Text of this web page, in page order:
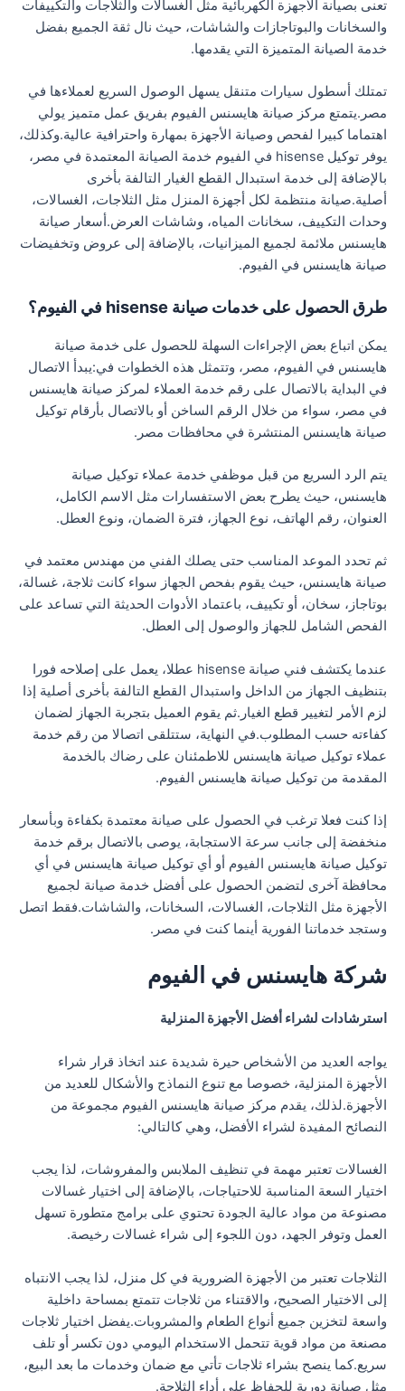
تعنى بصيانة الأجهزة الكهربائية مثل الغسالات والثلاجات والتكييفات
والسخانات والبوتاجازات والشاشات، حيث نال ثقة الجميع بفضل
خدمة الصيانة المتميزة التي يقدمها.
تمتلك أسطول سيارات متنقل يسهل الوصول السريع لعملاءها في
مصر.يتمتع مركز صيانة هايسنس الفيوم بفريق عمل متميز يولي
اهتماما كبيرا لفحص وصيانة الأجهزة بمهارة واحترافية عالية.وكذلك،
يوفر توكيل hisense في الفيوم خدمة الصيانة المعتمدة في مصر،
بالإضافة إلى خدمة استبدال القطع الغيار التالفة بأخرى
أصلية.صيانة منتظمة لكل أجهزة المنزل مثل الثلاجات، الغسالات،
وحدات التكييف، سخانات المياه، وشاشات العرض.أسعار صيانة
هايسنس ملائمة لجميع الميزانيات، بالإضافة إلى عروض وتخفيضات
صيانة هايسنس في الفيوم.
طرق الحصول على خدمات صيانة hisense في الفيوم؟
يمكن اتباع بعض الإجراءات السهلة للحصول على خدمة صيانة
هايسنس في الفيوم، مصر، وتتمثل هذه الخطوات في:يبدأ الاتصال
في البداية بالاتصال على رقم خدمة العملاء لمركز صيانة هايسنس
في مصر، سواء من خلال الرقم الساخن أو بالاتصال بأرقام توكيل
صيانة هايسنس المنتشرة في محافظات مصر.
يتم الرد السريع من قبل موظفي خدمة عملاء توكيل صيانة
هايسنس، حيث يطرح بعض الاستفسارات مثل الاسم الكامل،
العنوان، رقم الهاتف، نوع الجهاز، فترة الضمان، ونوع العطل.
ثم تحدد الموعد المناسب حتى يصلك الفني من مهندس معتمد في
صيانة هايسنس، حيث يقوم بفحص الجهاز سواء كانت ثلاجة، غسالة،
بوتاجاز، سخان، أو تكييف، باعتماد الأدوات الحديثة التي تساعد على
الفحص الشامل للجهاز والوصول إلى العطل.
عندما يكتشف فني صيانة hisense عطلا، يعمل على إصلاحه فورا
بتنظيف الجهاز من الداخل واستبدال القطع التالفة بأخرى أصلية إذا
لزم الأمر لتغيير قطع الغيار.ثم يقوم العميل بتجربة الجهاز لضمان
كفاءته حسب المطلوب.في النهاية، ستتلقى اتصالا من رقم خدمة
عملاء توكيل صيانة هايسنس للاطمئنان على رضاك بالخدمة
المقدمة من توكيل صيانة هايسنس الفيوم.
إذا كنت فعلا ترغب في الحصول على صيانة معتمدة بكفاءة وبأسعار
منخفضة إلى جانب سرعة الاستجابة، يوصى بالاتصال برقم خدمة
توكيل صيانة هايسنس الفيوم أو أي توكيل صيانة هايسنس في أي
محافظة آخرى لتضمن الحصول على أفضل خدمة صيانة لجميع
الأجهزة مثل الثلاجات، الغسالات، السخانات، والشاشات.فقط اتصل
وستجد خدماتنا الفورية أينما كنت في مصر.
شركة هايسنس في الفيوم
استرشادات لشراء أفضل الأجهزة المنزلية
يواجه العديد من الأشخاص حيرة شديدة عند اتخاذ قرار شراء
الأجهزة المنزلية، خصوصا مع تنوع النماذج والأشكال للعديد من
الأجهزة.لذلك، يقدم مركز صيانة هايسنس الفيوم مجموعة من
النصائح المفيدة لشراء الأفضل، وهي كالتالي:
الغسالات تعتبر مهمة في تنظيف الملابس والمفروشات، لذا يجب
اختيار السعة المناسبة للاحتياجات، بالإضافة إلى اختيار غسالات
مصنوعة من مواد عالية الجودة تحتوي على برامج متطورة تسهل
العمل وتوفر الجهد، دون اللجوء إلى شراء غسالات رخيصة.
الثلاجات تعتبر من الأجهزة الضرورية في كل منزل، لذا يجب الانتباه
إلى الاختيار الصحيح، والاقتناء من ثلاجات تتمتع بمساحة داخلية
واسعة لتخزين جميع أنواع الطعام والمشروبات.يفضل اختيار ثلاجات
مصنعة من مواد قوية تتحمل الاستخدام اليومي دون تكسر أو تلف
سريع.كما ينصح بشراء ثلاجات تأتي مع ضمان وخدمات ما بعد البيع،
مثل صيانة دورية للحفاظ على أداء الثلاجة.